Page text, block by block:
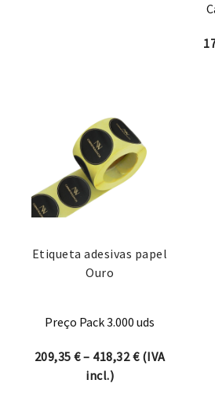
Etiqueta adesivas papel
Ouro
Preço Pack 3.000 uds
209,35 €– 418,32€Price range:
(IVA
incl.)